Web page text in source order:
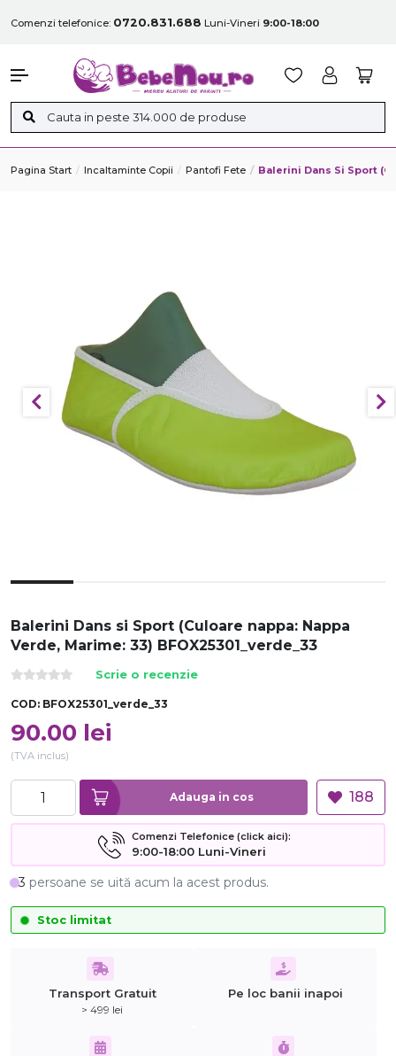
Comenzi telefonice: 0720.831.688 Luni-Vineri 9:00-18:00
Pagina Start Incaltaminte Copii Pantofi Fete Balerini Dans Si Sport
Balerini Dans si Sport (Culoare nappa: Nappa
Verde, Marime: 33) BFOX25301_verde_33
Scrie o recenzie
COD: BFOX25301_verde_33
90.00 lei
(TVA inclus)
Adauga in cos 188
Comenzi Telefonice (click aici):
9:00-18:00 Luni-Vineri
3 persoane se uită acum la acest produs.
Stoc limitat
Transport Gratuit
> 499 lei
Pe loc banii inapoi